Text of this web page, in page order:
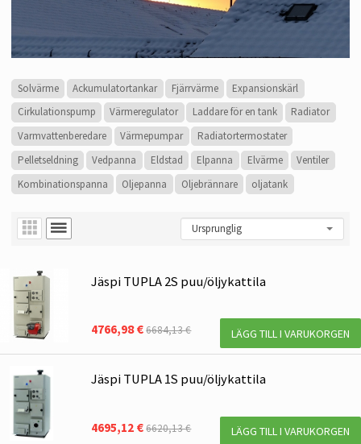
Solvärme Ackumulatortankar Fjärrvärme
Expansionskärl
Cirkulationspump
Värmeregulator Laddare för en tank
Radiator
Varmvattenberedare
Värmepumpar
Radiatortermostater
Pelletseldning
Vedpanna Eldstad Elpanna Elvärme
Ventiler
Kombinationspanna
Oljepanna Oljebrännare oljatank
Jäspi TUPLA 2S puu/öljykattila
4766,98 €6684,13 € LÄGG TILL I VARUKORGEN
Jäspi TUPLA 1S puu/öljykattila
4695,12 €6620,13 € LÄGG TILL I VARUKORGEN